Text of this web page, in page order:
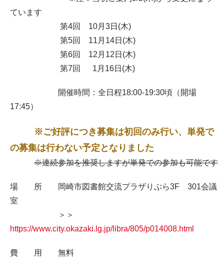
ています
第4回 10月3日(木)
第5回 11月14日(木)
第6回 12月12日(木)
第7回 1月16日(木)
開催時間：全日程18:00-19:30頃（開場
17:45）
※ご好評につき募集は初回のみ行い、単発で
の募集は行わない予定となりました
※連続参加を推奨しますが単発での参加も可能です
場 所 岡崎市図書館交流プラザりぶら3F 301会議
室
＞＞
https://www.city.okazaki.lg.jp/libra/805/p014008.html
費 用 無料